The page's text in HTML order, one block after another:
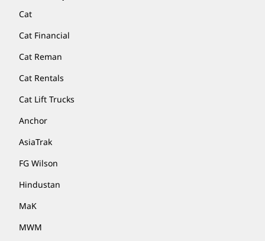
Cat
Cat Financial
Cat Reman
Cat Rentals
Cat Lift Trucks
Anchor
AsiaTrak
FG Wilson
Hindustan
MaK
MWM